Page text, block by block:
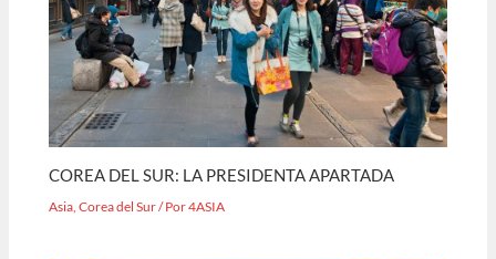
COREA DEL SUR: LA PRESIDENTA APARTADA
Asia ,Corea del Sur/ Por4ASIA